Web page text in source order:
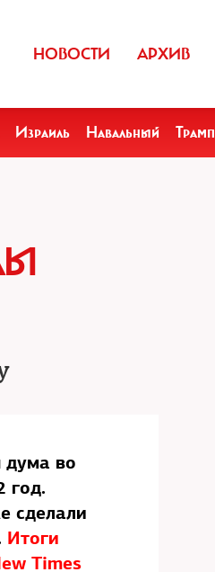
НОВОСТИ АРХИВ
Израиль Навальный Трамп
дума во
год.
сделали
Итоги
Times